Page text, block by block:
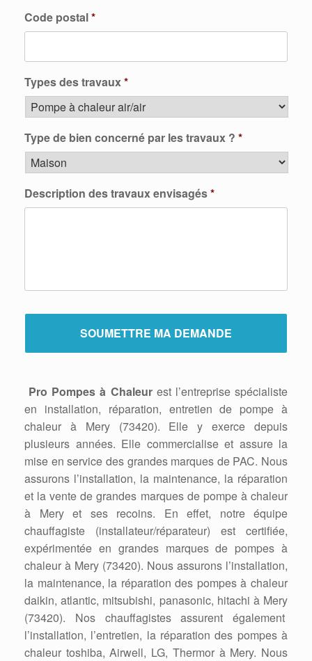
Code postal*
Types des travaux*
Type de bien concerné par les travaux ? *
Description des travaux envisagés*
Pro Pompes à Chaleurest l’entreprise spécialiste
en installation, réparation, entretien de pompe à
chaleur à Mery (73420). Elle y exerce depuis
plusieurs années. Elle commercialise et assure la
mise en service des grandes marques de PAC. Nous
assurons l’installation, la maintenance, la réparation
et la vente de grandes marques de pompe à chaleur
à Mery et ses recoins. En effet, notre équipe
chauffagiste (installateur/réparateur) est certifiée,
expérimentée en grandes marques de pompes à
chaleur à Mery (73420). Nous assurons l’installation,
la maintenance, la réparation des pompes à chaleur
daikin, atlantic, mitsubishi, panasonic, hitachi à Mery
(73420). Nos chauffagistes assurent également
l’installation, l’entretien, la réparation des pompes à
chaleur toshiba, Airwell, LG, Thermor à Mery. Nous